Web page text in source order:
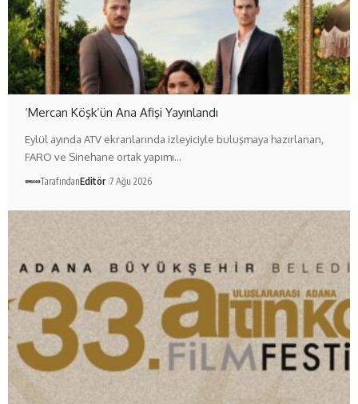
‘Mercan Köşk’ün Ana Afişi Yayınlandı
Eylül ayında ATV ekranlarında izleyiciyle buluşmaya hazırlanan,
FARO ve Sinehane ortak yapımı…
TarafındanEditör 7 Ağu 2026